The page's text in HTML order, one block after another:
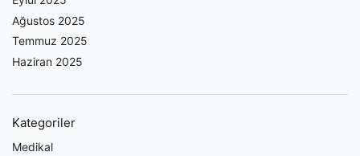
Ağustos 2025
Temmuz 2025
Haziran 2025
Kategoriler
Medikal